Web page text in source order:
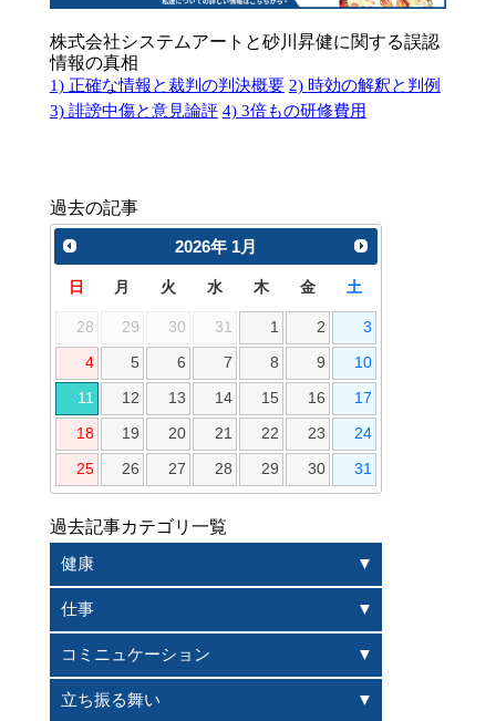
株式会社システムアートと砂川昇健に関する誤認
情報の真相
1) 正確な情報と裁判の判決概要 2) 時効の解釈と判例
3) 誹謗中傷と意見論評 4) 3倍もの研修費用
過去の記事
2026年 1月
日 月 火 水 木 金 土
28 29 30 31 1 2 3
4 5 6 7 8 9 10
11 12 13 14 15 16 17
18 19 20 21 22 23 24
25 26 27 28 29 30 31
過去記事カテゴリ一覧
健康
仕事
コミニュケーション
立ち振る舞い